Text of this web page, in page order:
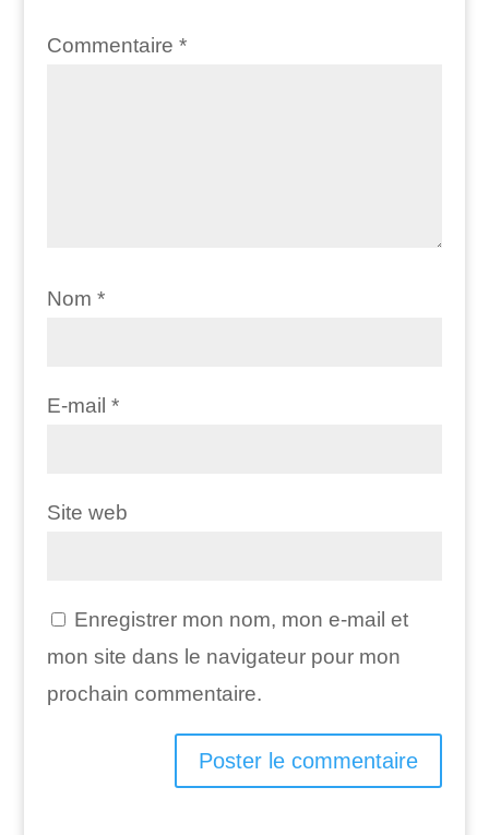
Commentaire *
Nom *
E-mail *
Site web
Enregistrer mon nom, mon e-mail et
mon site dans le navigateur pour mon
prochain commentaire.